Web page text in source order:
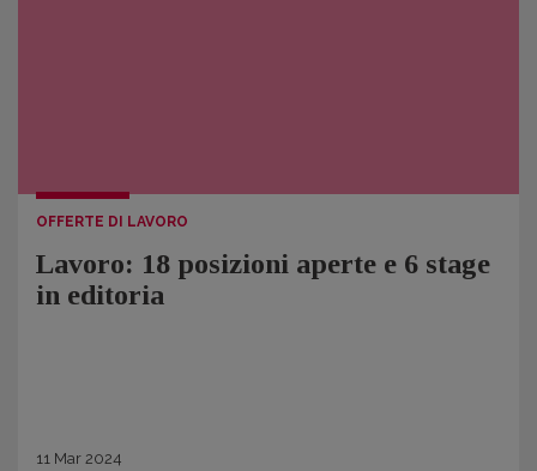
OFFERTE DI LAVORO
Lavoro: 18 posizioni aperte e 6 stage
in editoria
11 Mar 2024